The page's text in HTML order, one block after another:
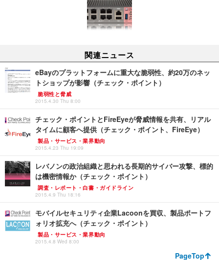
関連ニュース
eBayのプラットフォームに重大な脆弱性、約20万のネッ
トショップが影響（チェック・ポイント）
脆弱性と脅威
2015.4.30 Thu 8:00
チェック・ポイントとFireEyeが脅威情報を共有、リアル
タイムに顧客へ提供（チェック・ポイント、FireEye）
製品・サービス・業界動向
2015.4.23 Thu 19:09
レバノンの政治組織と思われる長期的サイバー攻撃、標的
は機密情報か（チェック・ポイント）
調査・レポート・白書・ガイドライン
2015.4.9 Thu 18:16
モバイルセキュリティ企業Lacoonを買収、製品ポートフ
ォリオ拡充へ（チェック・ポイント）
製品・サービス・業界動向
2015.4.8 Wed 8:00
PageTop